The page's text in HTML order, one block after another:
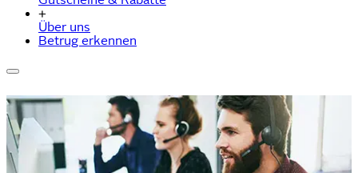
+
Über uns
Betrug erkennen